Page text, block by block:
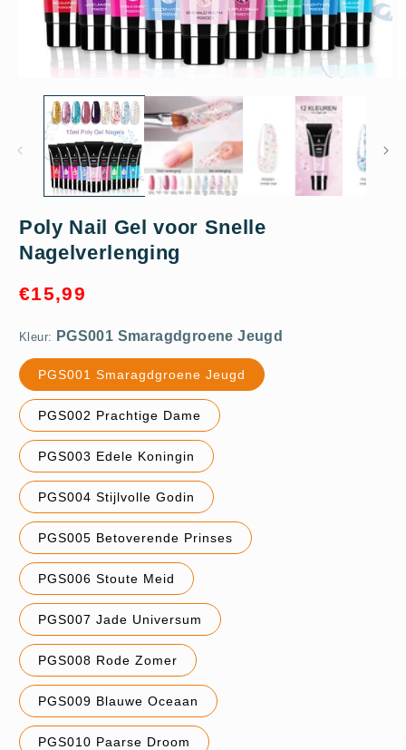
openen
modaal
Poly Nail Gel voor Snelle
Nagelverlenging
Normale
€15,99
Kleur:
PGS001 Smaragdgroene Jeugd
PGS002 Prachtige Dame
PGS003 Edele Koningin
PGS004 Stijlvolle Godin
PGS005 Betoverende Prinses
PGS006 Stoute Meid
PGS007 Jade Universum
PGS008 Rode Zomer
PGS009 Blauwe Oceaan
PGS010 Paarse Droom